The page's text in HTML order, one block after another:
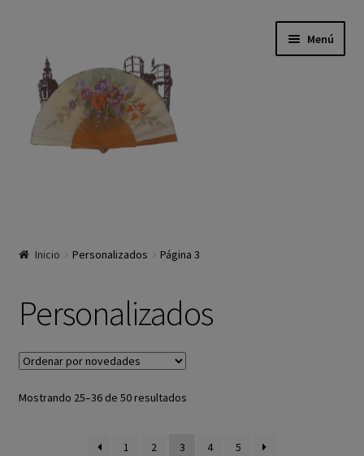
Menú
Tienda
La Empresa
Inicio Personalizados Página 3
Personalizados
Mostrando 25–36 de 50 resultados
1 2 3 4 5